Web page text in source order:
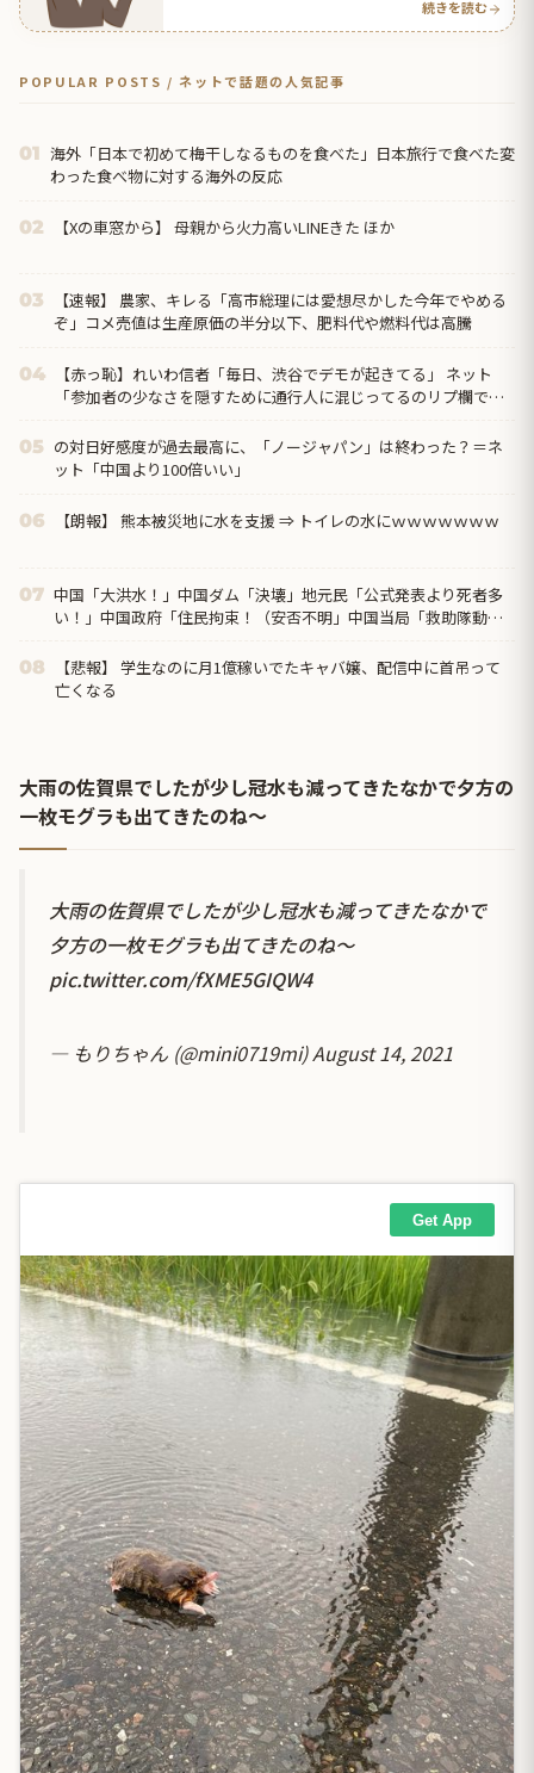
続きを読む
POPULAR POSTS / ネットで話題の人気記事
01 海外「日本で初めて梅干しなるものを食べた」日本旅行で食べた変
わった食べ物に対する海外の反応
02 【Xの車窓から】 母親から火力高いLINEきた ほか
03
【速報】 農家、キレる「高市総理には愛想尽かした今年でやめる
ぞ」コメ売値は生産原価の半分以下、肥料代や燃料代は高騰
04
【赤っ恥】れいわ信者「毎日、渋谷でデモが起きてる」 ネット
「参加者の少なさを隠すために通行人に混じってるのリプ欄でバ
05 の対日好感度が過去最高に、「ノージャパン」は終わった？＝ネ
ット「中国より100倍いい」
06 【朗報】 熊本被災地に水を支援 ⇒ トイレの水にｗｗｗｗｗｗｗ
07 中国「大洪水！」中国ダム「決壊」地元民「公式発表より死者多
い！」中国政府「住民拘束！（安否不明」中国当局「救助隊動画
08
【悲報】 学生なのに月1億稼いでたキャバ嬢、配信中に首吊って
亡くなる
大雨の佐賀県でしたが少し冠水も減ってきたなかで夕方の
一枚モグラも出てきたのね〜
大雨の佐賀県でしたが少し冠水も減ってきたなかで
夕方の一枚モグラも出てきたのね〜
pic.twitter.com/fXME5GIQW4
— もりちゃん (@mini0719mi)August 14, 2021